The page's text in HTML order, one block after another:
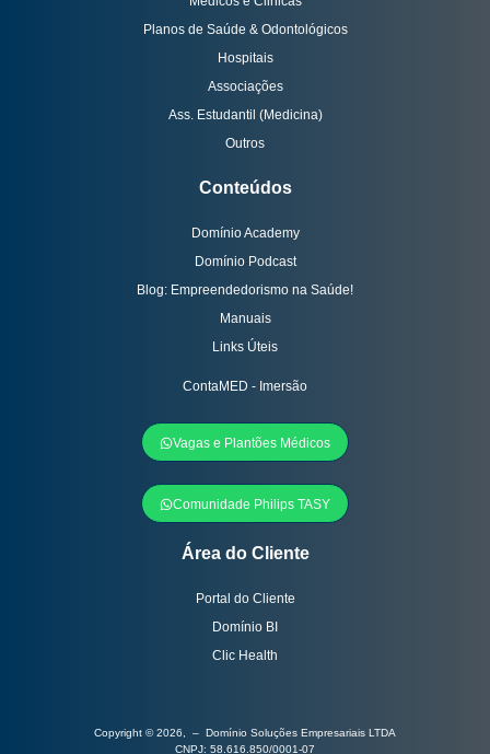
Planos de Saúde & Odontológicos
Hospitais
Associações
Ass. Estudantil (Medicina)
Outros
Conteúdos
Domínio Academy
Domínio Podcast
Blog: Empreendedorismo na Saúde!
Manuais
Links Úteis
ContaMED - Imersão
Vagas e Plantões Médicos
Comunidade Philips TASY
Área do Cliente
Portal do Cliente
Domínio BI
Clic Health
Copyright © 2026, – Domínio Soluções Empresariais LTDA
CNPJ: 58.616.850/0001-07